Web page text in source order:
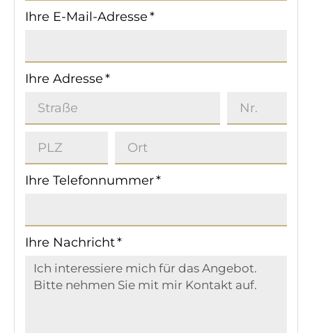
Ihre E-Mail-Adresse *
Ihre Adresse *
Ihre Telefonnummer *
Ihre Nachricht *